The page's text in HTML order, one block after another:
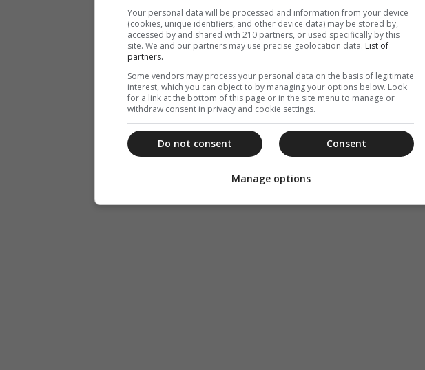
Your personal data will be processed and information from your device
(cookies, unique identifiers, and other device data) may be stored by,
accessed by and shared with 210 partners, or used specifically by this
site. We and our partners may use precise geolocation data. List of
partners.
Some vendors may process your personal data on the basis of legitimate
interest, which you can object to by managing your options below. Look
for a link at the bottom of this page or in the site menu to manage or
withdraw consent in privacy and cookie settings.
Consent
Do not consent
Manage options